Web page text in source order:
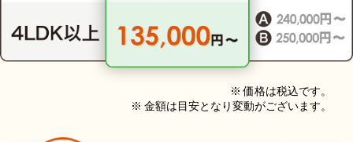
※ 価格は税込です。
※ 金額は目安となり変動がございます。